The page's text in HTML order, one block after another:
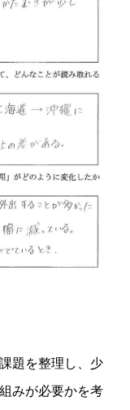
題を整理し、少
みが必要かを考